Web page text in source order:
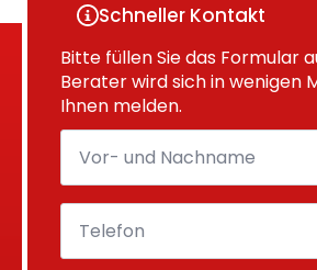
Schneller Kontakt
Bitte füllen Sie das Formular
Berater wird sich in wenigen
Ihnen melden.